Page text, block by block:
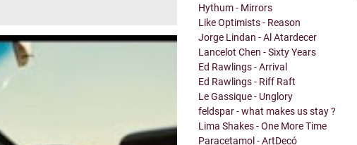
Hythum - Mirrors
Like Optimists - Reason
Jorge Lindan - Al Atardecer
Lancelot Chen - Sixty Years
Ed Rawlings - Arrival
Ed Rawlings - Riff Raft
Le Gassique - Unglory
feldspar - what makes us stay ?
Lima Shakes - One More Time
Paracetamol - ArtDecó